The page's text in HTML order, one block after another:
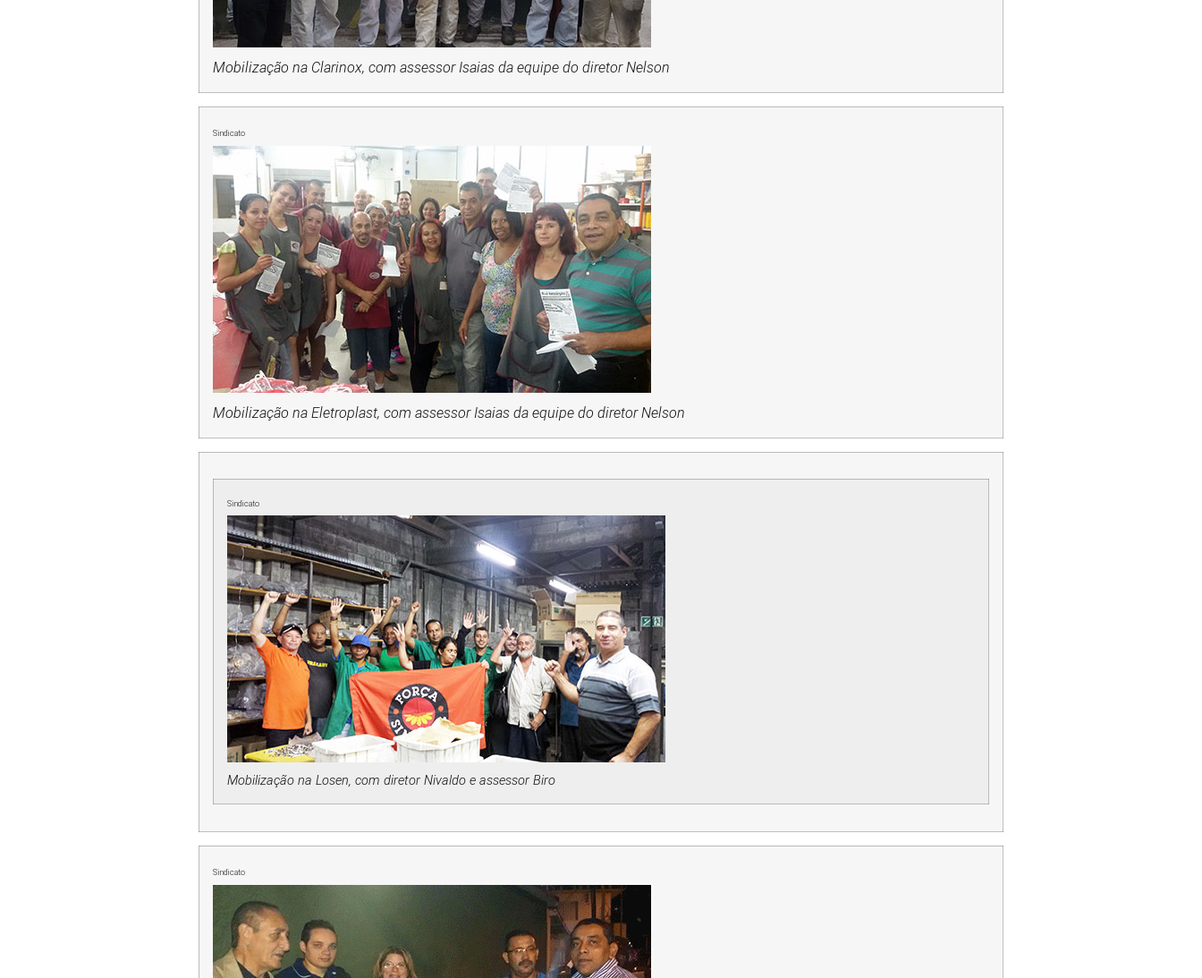
Mobilização na Clarinox, com assessor Isaias da equipe do diretor Nelson
Sindicato
Mobilização na Eletroplast, com assessor Isaias da equipe do diretor Nelson
Sindicato
Mobilização na Losen, com diretor Nivaldo e assessor Biro
Sindicato